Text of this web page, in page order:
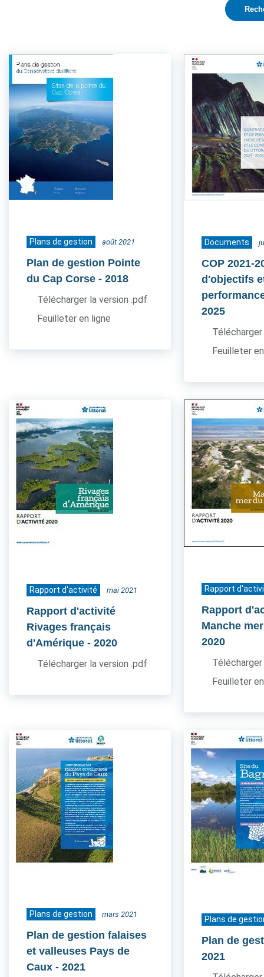
Plans de gestion août 2021
Plan de gestion Pointe
du Cap Corse - 2018
Télécharger la version .pdf
Feuilleter en ligne
Documents
COP 2021-
d'objectifs
2025
Feuilleter
Rapport d'activité mai 2021
Rapport d'activité
Rivages français
d'Amérique - 2020
Télécharger la version .pdf
Rapport
Rapport
Manche
2020
Feuilleter
Plans de gestion mars 2021
Plan de gestion falaises
et valleuses Pays de
Caux - 2021
Plans de
Plan de
2021